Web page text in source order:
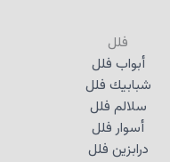
فلل
أبواب فلل
شبابيك فلل
سلالم فلل
أسوار فلل
درابزين فلل